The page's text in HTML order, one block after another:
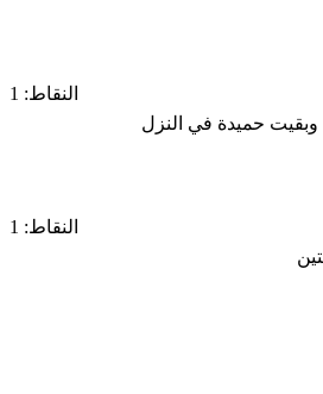
النقاط: 1
حميدة في النزل
النقاط: 1